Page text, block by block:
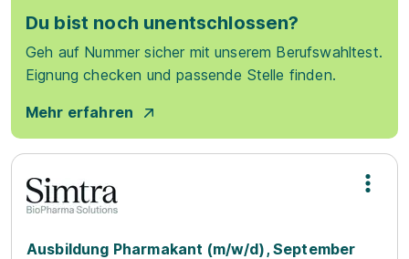
Du bist noch unentschlossen?
Geh auf Nummer sicher mit unserem Berufswahltest.
Eignung checken und passende Stelle finden.
Mehr erfahren
Ausbildung Pharmakant (m/w/d), September